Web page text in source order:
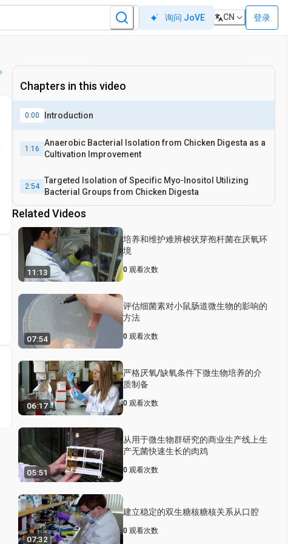
询问 JoVE CN 登录
Chapters in this video
0:00 Introduction
1:16
Anaerobic Bacterial Isolation from Chicken Digesta as a
Cultivation Improvement
2:54
Targeted Isolation of Specific Myo‐Inositol Utilizing
Bacterial Groups from Chicken Digesta
Related Videos
11:13
培养和维护难辨梭状芽孢杆菌在厌氧环
境
0 观看次数
07:54
评估细菌素对小鼠肠道微生物的影响的
方法
0 观看次数
06:17
严格厌氧/缺氧条件下微生物培养的介
质制备
0 观看次数
05:51
从用于微生物群研究的商业生产线上生
产无菌快速生长的肉鸡
0 观看次数
07:32
建立稳定的双生糖核糖核关系从口腔
0 观看次数